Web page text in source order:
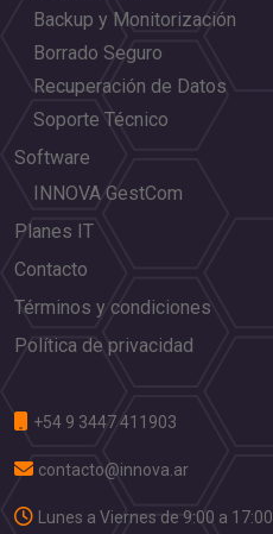
Backup y Monitorización
Borrado Seguro
Recuperación de Datos
Soporte Técnico
Software
INNOVA GestCom
Planes IT
Contacto
Términos y condiciones
Política de privacidad
+54 9 3447 411903
contacto@innova.ar
Lunes a Viernes de 9:00 a 17:00